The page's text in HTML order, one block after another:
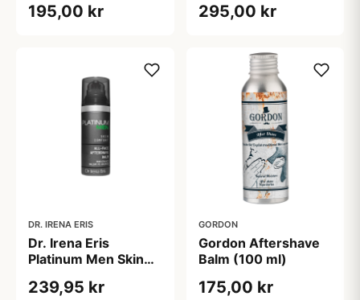
Face Cream (50 ml)
195,00 kr 295,00 kr
DR. IRENA ERIS
Dr. Irena Eris
Platinum Men Skin
Aftershave Balm (50
239,95 kr
GORDON
Gordon Aftershave
Balm (100 ml)
175,00 kr